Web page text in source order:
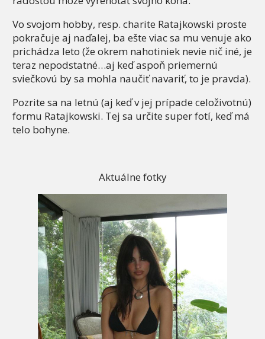
Vo svojom hobby, resp. charite Ratajkowski proste
pokračuje aj naďalej, ba ešte viac sa mu venuje ako
prichádza leto (že okrem nahotiniek nevie nič iné, je
teraz nepodstatné…aj keď aspoň priemernú
sviečkovú by sa mohla naučiť navariť, to je pravda).
Pozrite sa na letnú (aj keď v jej prípade celoživotnú)
formu Ratajkowski. Tej sa určite super fotí, keď má
telo bohyne.
Aktuálne fotky